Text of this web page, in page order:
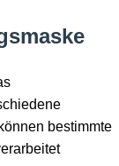
bestimmte